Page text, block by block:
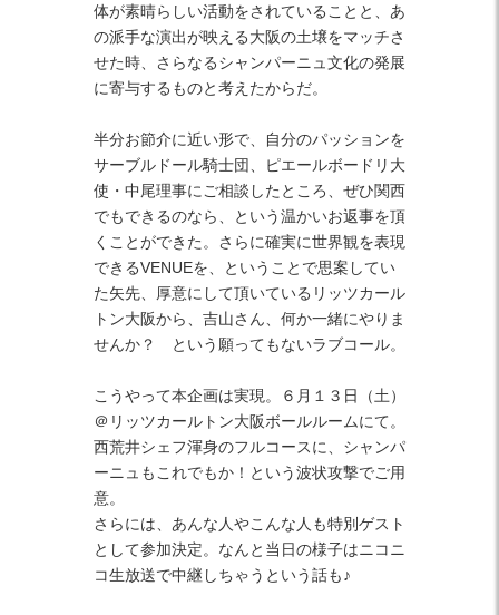
体が素晴らしい活動をされていることと、あ
の派手な演出が映える大阪の土壌をマッチさ
せた時、さらなるシャンパーニュ文化の発展
に寄与するものと考えたからだ。
半分お節介に近い形で、自分のパッションを
サーブルドール騎士団、ピエールボードリ大
使・中尾理事にご相談したところ、ぜひ関西
でもできるのなら、という温かいお返事を頂
くことができた。さらに確実に世界観を表現
できるVENUEを、ということで思案してい
た矢先、厚意にして頂いているリッツカール
トン大阪から、吉山さん、何か一緒にやりま
せんか？ という願ってもないラブコール。
こうやって本企画は実現。６月１３日（土）
＠リッツカールトン大阪ボールルームにて。
西荒井シェフ渾身のフルコースに、シャンパ
ーニュもこれでもか！という波状攻撃でご用
意。
さらには、あんな人やこんな人も特別ゲスト
として参加決定。なんと当日の様子はニコニ
コ生放送で中継しちゃうという話も♪